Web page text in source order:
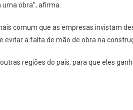
obra”, afirma.
comum que as empresas invistam
a falta de mão de obra na
regiões do país, para que eles